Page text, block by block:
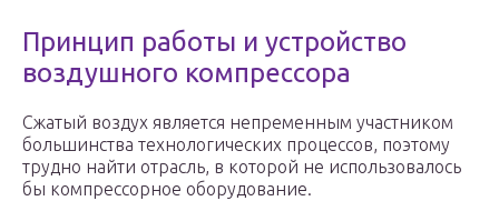
Принцип работы и устройство
воздушного компрессора
Сжатый воздух является непременным участником
большинства технологических процессов, поэтому
трудно найти отрасль, в которой не использовалось
бы компрессорное оборудование.